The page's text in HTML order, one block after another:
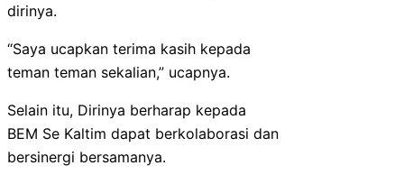
dirinya.
“Saya ucapkan terima kasih kepada
teman teman sekalian,” ucapnya.
Selain itu, Dirinya berharap kepada
BEM Se Kaltim dapat berkolaborasi dan
bersinergi bersamanya.